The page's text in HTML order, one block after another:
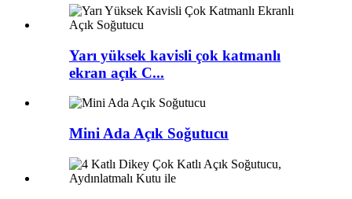
Yarı yüksek kavisli çok katmanlı
ekran açık C...
Mini Ada Açık Soğutucu